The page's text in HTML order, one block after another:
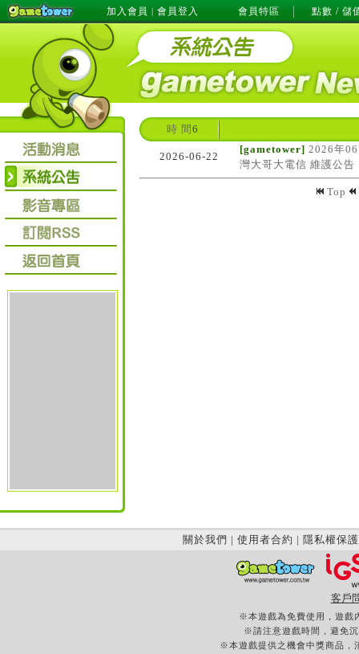
加入會員 | 會員登入 會員特區 點數 / 儲
時 間 6
2026-06-22
[gametower] 2026年
灣大哥大電信 維護公告
Top
關於我們 | 使用者合約 | 隱私權保護
客戶
※本遊戲為免費使用，遊戲
※請注意遊戲時間，避免
※本遊戲提供之機會中獎商品，